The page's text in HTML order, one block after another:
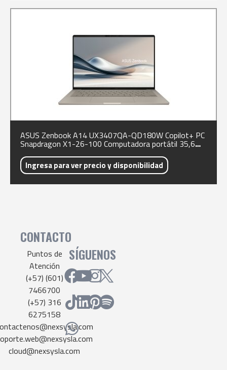
ASUS Zenbook A14 UX3407QA-QD180W Copilot+ PC
Snapdragon X1-26-100 Computadora portátil 35,6
cm (14″) WUXGA 16 GB LPDDR5x-SDRAM 1 TB SSD
Wi-Fi 6E (802.11ax) Windows 11 Home Beige
QWERTY Español
Ingresa para ver precio y disponibilidad
CONTACTO
Puntos de
Atención
(+57) (601)
7466700
(+57) 316
6275158
cloud@nexsysla.com
SÍGUENOS